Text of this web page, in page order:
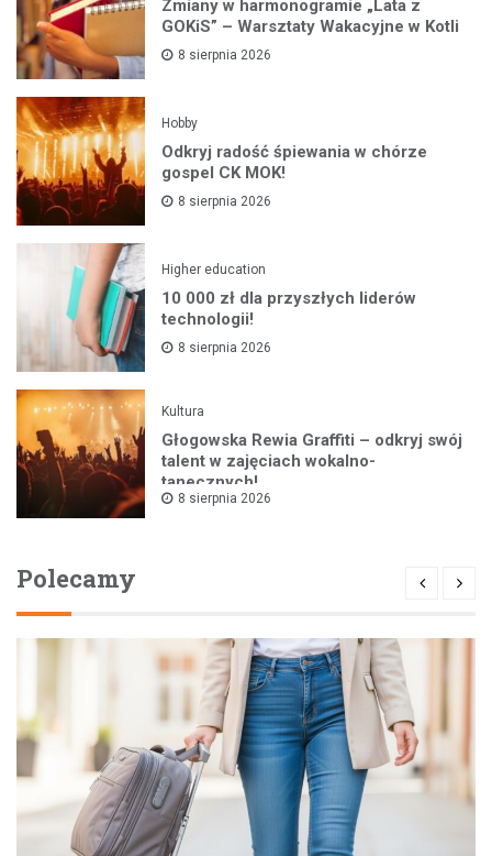
Zmiany w harmonogramie „Lata z
GOKiS” – Warsztaty Wakacyjne w Kotli
8 sierpnia 2026
Hobby
Odkryj radość śpiewania w chórze
gospel CK MOK!
8 sierpnia 2026
Higher education
10 000 zł dla przyszłych liderów
technologii!
8 sierpnia 2026
Kultura
Głogowska Rewia Graffiti – odkryj swój
talent w zajęciach wokalno-
tanecznych!
8 sierpnia 2026
Polecamy